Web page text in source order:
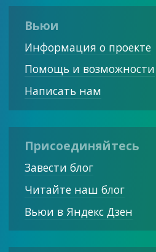
Вьюи
Информация о проекте
Помощь и возможности
Написать нам
Присоединяйтесь
Завести блог
Читайте наш блог
Вьюи в Яндекс Дзен